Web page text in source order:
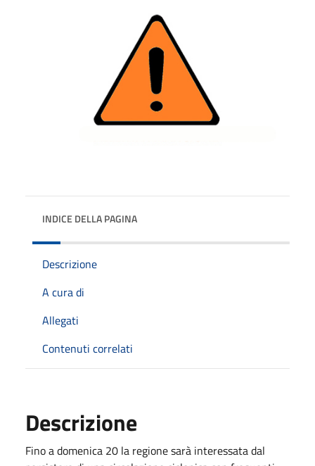
INDICE DELLA PAGINA
Descrizione
A cura di
Allegati
Contenuti correlati
Descrizione
Fino a domenica 20 la regione sarà interessata dal